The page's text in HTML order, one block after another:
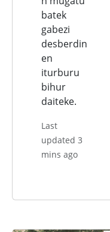
batek
gabezi
desberdin
en
iturburu
bihur
daiteke.
Last
updated 3
mins ago